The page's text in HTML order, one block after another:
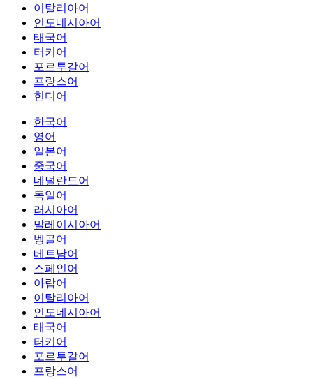
이탈리아어
인도네시아어
태국어
터키어
포르투갈어
프랑스어
힌디어
한국어
영어
일본어
중국어
네덜란드어
독일어
러시아어
말레이시아어
벵골어
베트남어
스페인어
아랍어
이탈리아어
인도네시아어
태국어
터키어
포르투갈어
프랑스어